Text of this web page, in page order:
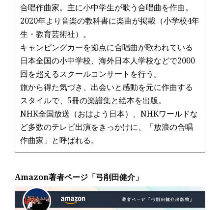
合唱作曲家。主に小中学生が歌う合唱曲を作曲。
2020年より音楽の教科書に楽曲が掲載（小学校4年
生・教育芸術社）。
キャンピングカーを拠点に合唱曲が歌われている
日本全国の小中学校、海外日本人学校などで2000
回を超えるスクールコンサートを行う。
旅から得た気づき、出会いと感動を元に作曲する
スタイルで、5冊の楽譜集と絵本を出版。
NHK全国放送（おはよう日本）、NHKワールドな
ど多数のテレビ出演をきっかけに、「放浪の合唱
作曲家」と呼ばれる。
Amazon著者ページ「弓削田健介」